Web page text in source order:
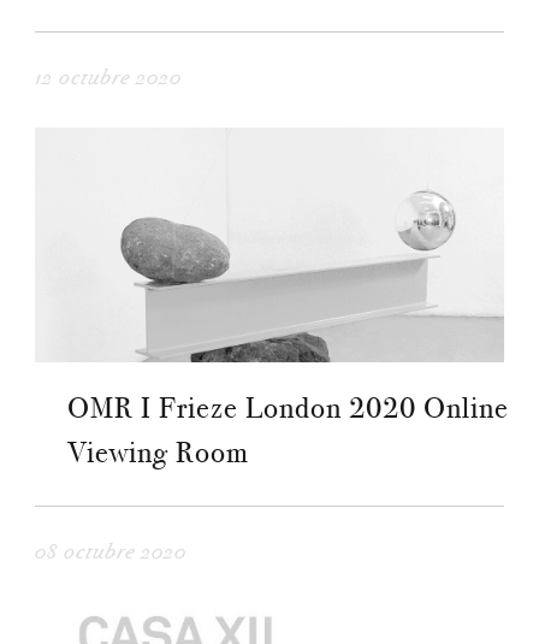
12 octubre 2020
OMR I Frieze London 2020 Online
Viewing Room
08 octubre 2020